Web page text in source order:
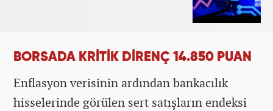
BORSADA KRİTİK DİRENÇ 14.850 PUAN
Enflasyon verisinin ardından bankacılık
hisselerinde görülen sert satışların endeksi